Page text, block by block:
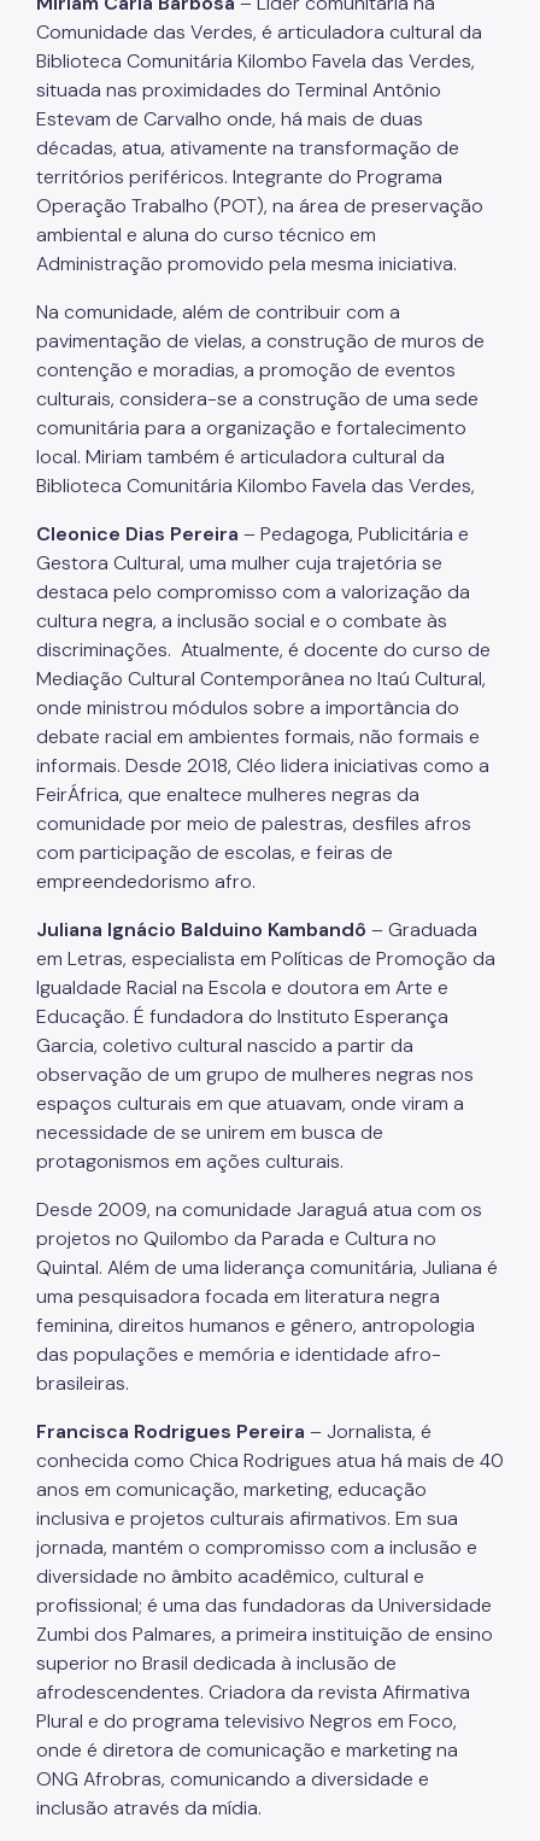
Comunidade das Verdes, é articuladora cultural da
Biblioteca Comunitária Kilombo Favela das Verdes,
situada nas proximidades do Terminal Antônio
Estevam de Carvalho onde, há mais de duas
décadas, atua, ativamente na transformação de
territórios periféricos. Integrante do Programa
Operação Trabalho (POT), na área de preservação
ambiental e aluna do curso técnico em
Administração promovido pela mesma iniciativa.
Na comunidade, além de contribuir com a
pavimentação de vielas, a construção de muros de
contenção e moradias, a promoção de eventos
culturais, considera-se a construção de uma sede
comunitária para a organização e fortalecimento
local. Miriam também é articuladora cultural da
Biblioteca Comunitária Kilombo Favela das Verdes,
Cleonice Dias Pereira – Pedagoga, Publicitária e
Gestora Cultural, uma mulher cuja trajetória se
destaca pelo compromisso com a valorização da
cultura negra, a inclusão social e o combate às
discriminações. Atualmente, é docente do curso de
Mediação Cultural Contemporânea no Itaú Cultural,
onde ministrou módulos sobre a importância do
debate racial em ambientes formais, não formais e
informais. Desde 2018, Cléo lidera iniciativas como a
FeirÁfrica, que enaltece mulheres negras da
comunidade por meio de palestras, desfiles afros
com participação de escolas, e feiras de
empreendedorismo afro.
Juliana Ignácio Balduino Kambandô – Graduada
em Letras, especialista em Políticas de Promoção da
Igualdade Racial na Escola e doutora em Arte e
Educação. É fundadora do Instituto Esperança
Garcia, coletivo cultural nascido a partir da
observação de um grupo de mulheres negras nos
espaços culturais em que atuavam, onde viram a
necessidade de se unirem em busca de
protagonismos em ações culturais.
Desde 2009, na comunidade Jaraguá atua com os
projetos no Quilombo da Parada e Cultura no
Quintal. Além de uma liderança comunitária, Juliana é
uma pesquisadora focada em literatura negra
feminina, direitos humanos e gênero, antropologia
das populações e memória e identidade afro-
brasileiras.
Francisca Rodrigues Pereira – Jornalista, é
conhecida como Chica Rodrigues atua há mais de 40
anos em comunicação, marketing, educação
inclusiva e projetos culturais afirmativos. Em sua
jornada, mantém o compromisso com a inclusão e
diversidade no âmbito acadêmico, cultural e
profissional; é uma das fundadoras da Universidade
Zumbi dos Palmares, a primeira instituição de ensino
superior no Brasil dedicada à inclusão de
afrodescendentes. Criadora da revista Afirmativa
Plural e do programa televisivo Negros em Foco,
onde é diretora de comunicação e marketing na
ONG Afrobras, comunicando a diversidade e
inclusão através da mídia.